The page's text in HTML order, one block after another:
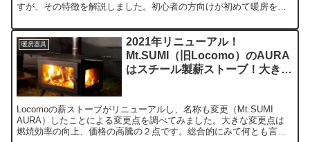
すが、その特徴を解説しました。初心者の方向けが初めて暖房を使
暖房器具
2021年リニューアル！
Mt.SUMI（旧Locomo）のAURA
はスチール製薪ストーブ！大きな
Locomoの薪ストーブがリニューアルし、名称も変更（Mt.SUMI
AURA）したことによる変更点を調べてみました。大きな変更点は
燃焼効率の向上、価格の高騰の２点です。総合的にみて何とも言え